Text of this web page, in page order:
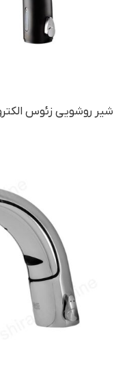
شیر روشویی زئوس